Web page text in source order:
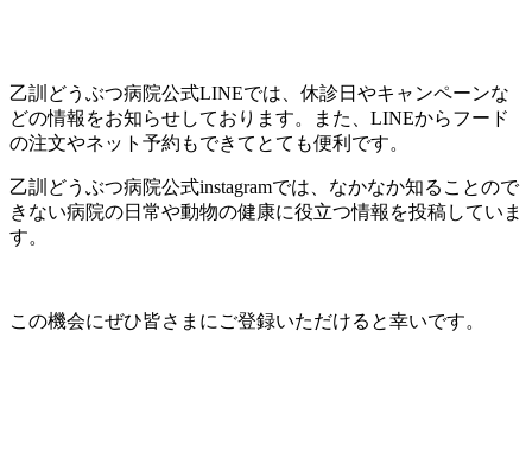
乙訓どうぶつ病院公式LINEでは、休診日やキャンペーンな
どの情報をお知らせしております。また、LINEからフード
の注文やネット予約もできてとても便利です。
乙訓どうぶつ病院公式instagramでは、なかなか知ることので
きない病院の日常や動物の健康に役立つ情報を投稿していま
す。
この機会にぜひ皆さまにご登録いただけると幸いです。